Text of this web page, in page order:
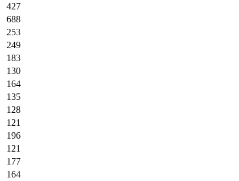
427
688
253
249
183
130
164
135
128
121
196
121
177
164